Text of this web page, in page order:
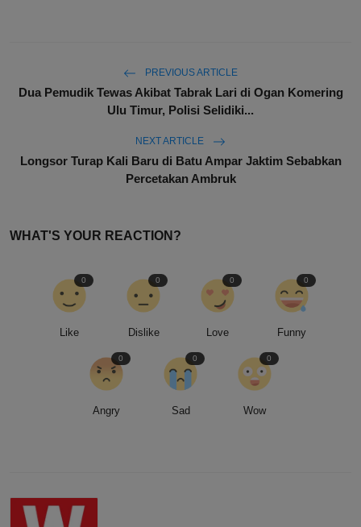
PREVIOUS ARTICLE
Dua Pemudik Tewas Akibat Tabrak Lari di Ogan Komering
Ulu Timur, Polisi Selidiki...
NEXT ARTICLE
Longsor Turap Kali Baru di Batu Ampar Jaktim Sebabkan
Percetakan Ambruk
WHAT'S YOUR REACTION?
Like
0
Dislike
0
Love
0
Funny
0
Angry
0
Sad
0
Wow
0